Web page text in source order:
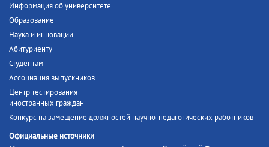
Информация об университете
Образование
Наука и инновации
Абитуриенту
Студентам
Ассоциация выпускников
Центр тестирования
иностранных граждан
Конкурс на замещение должностей научно-педагогических работников
Официальные источники